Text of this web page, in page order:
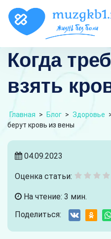
Когда
взять
Главная > Блог > Здоровье
берут кровь из вены
04.09.2023
Оценка статьи:
На чтение: 3 мин.
Поделиться: